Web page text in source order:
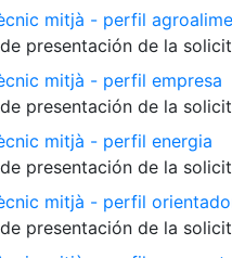
mitjà - perfil
presentación de la
mitjà - perfil empresa
presentación de la
mitjà - perfil energia
presentación de la
mitjà - perfil
presentación de la